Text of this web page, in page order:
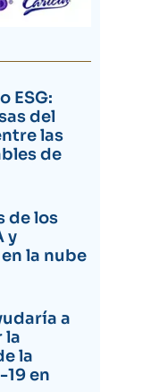
ESG:
del
las
de
de los
y
la nube
a
la
la
en